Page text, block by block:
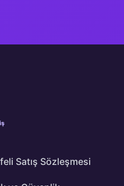
Satış Sözleşmesi